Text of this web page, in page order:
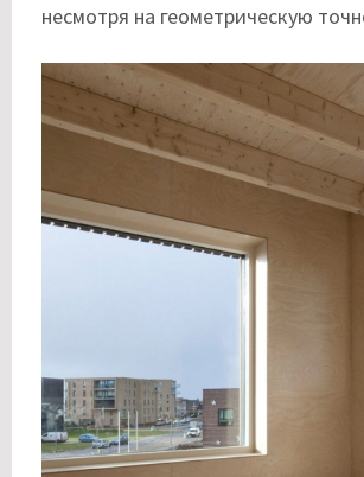
несмотря на геометрическую